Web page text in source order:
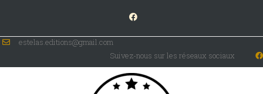
estelas.editions@gmail.com
Suivez-nous sur les réseaux sociaux